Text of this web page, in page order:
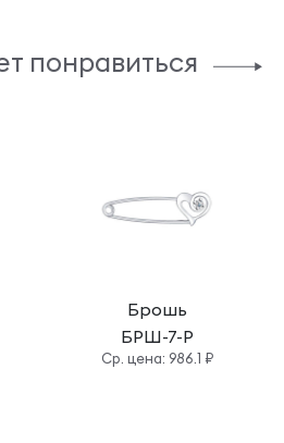
понравиться
Брошь
БРШ-7-Р
Cр. цена: 986.1 ₽